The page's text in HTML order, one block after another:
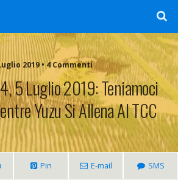
2019 • 4 Commenti
5 Luglio 2019: Teniamoci
Yuzu Si Allena Al TCC
Pin E-mail SMS